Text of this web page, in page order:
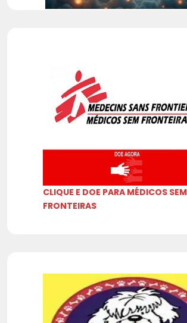
CLIQUE E DOE PARA MÉDICOS SEM
FRONTEIRAS